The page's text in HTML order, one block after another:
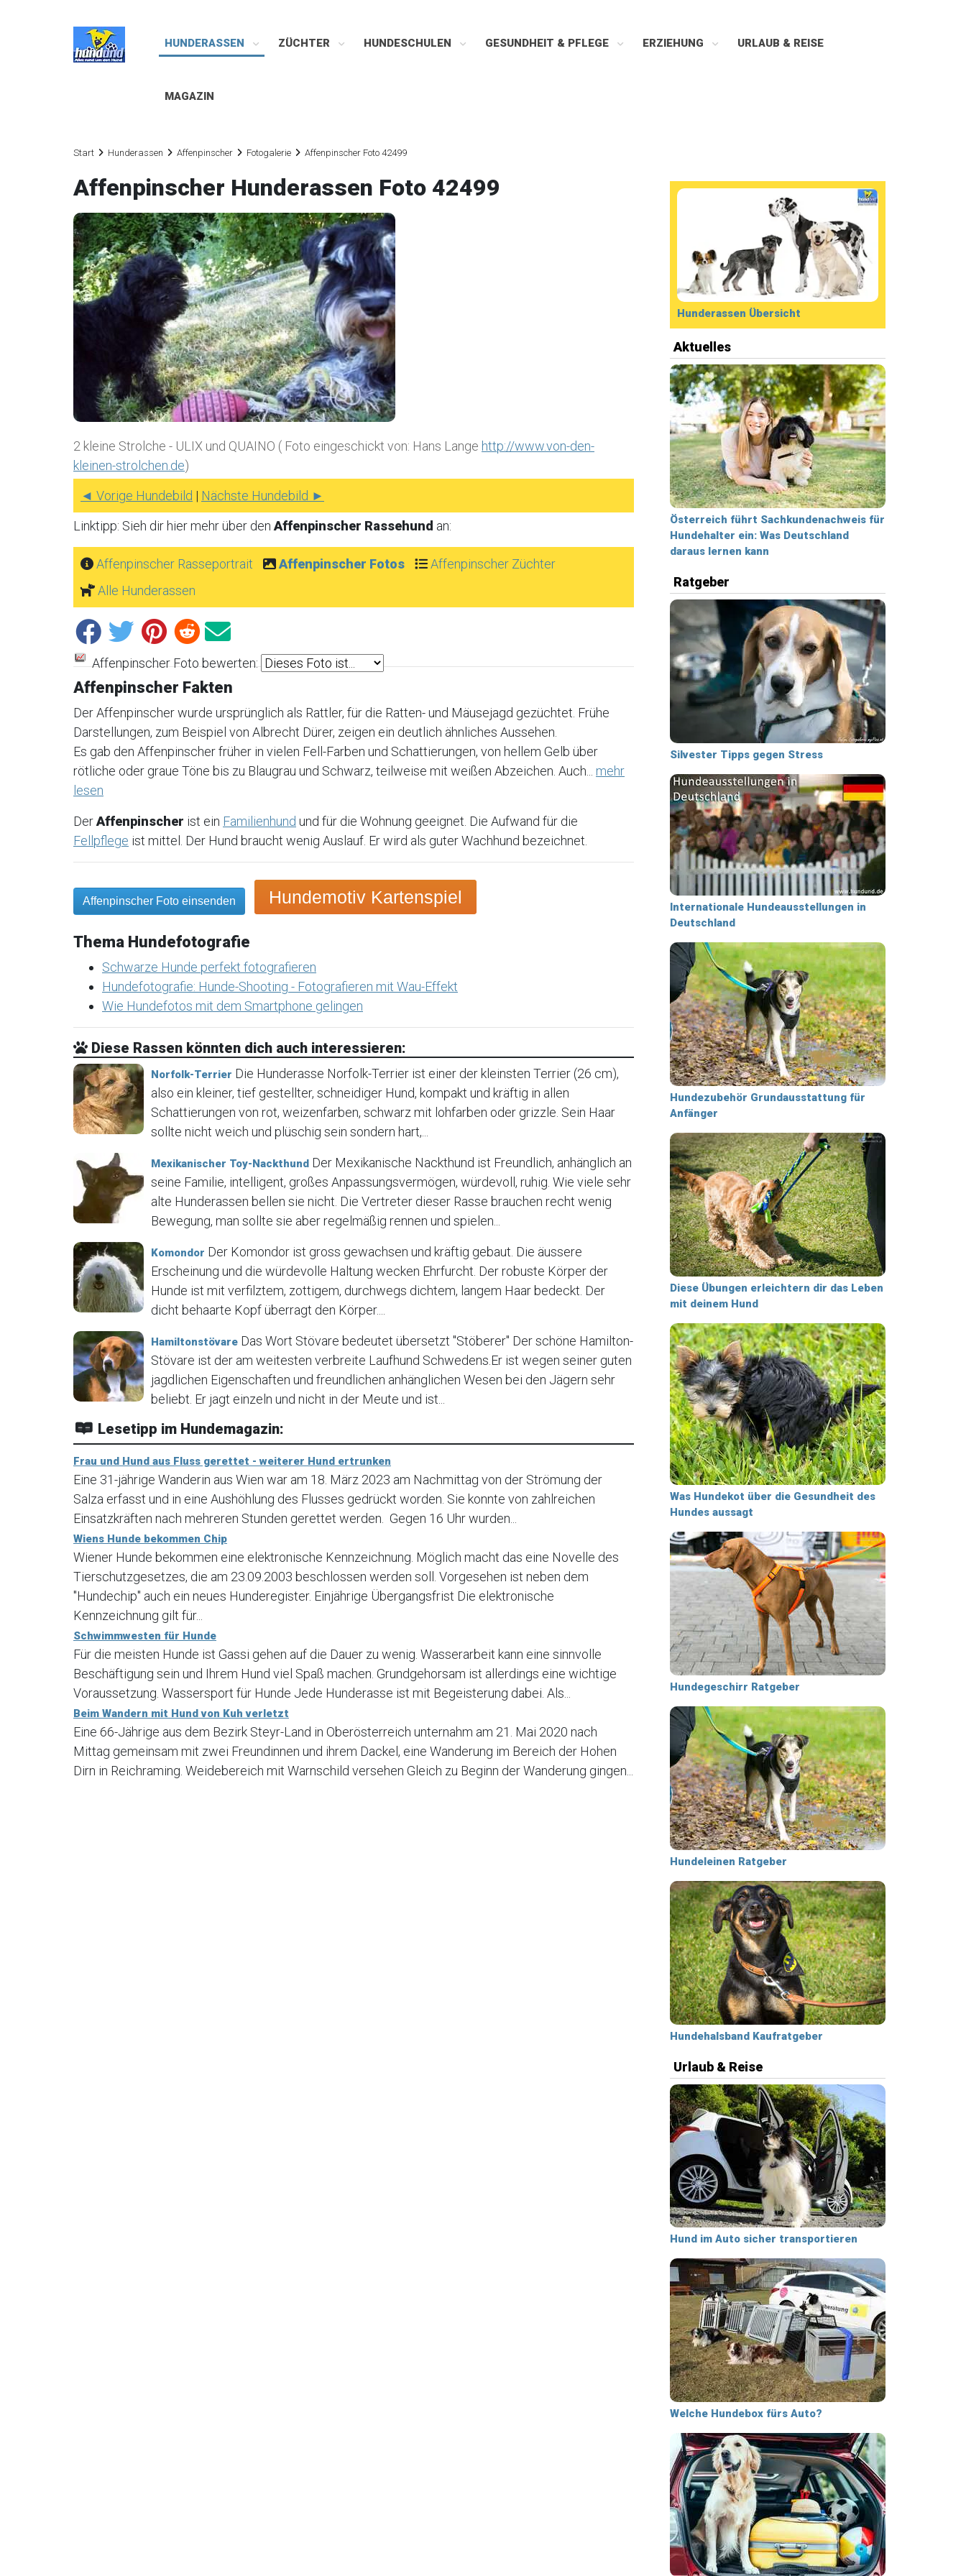
HUNDERASSEN ZÜCHTER HUNDESCHULEN GESUNDHEIT & PFLEGE ERZIEHUNG URLAUB & REISE
MAGAZIN
Start Hunderassen Affenpinscher Fotogalerie Affenpinscher Foto 42499
Affenpinscher Hunderassen Foto 42499
2 kleine Strolche - ULIX und QUAINO ( Foto eingeschickt von: Hans Lange http://www.von-den-
kleinen-strolchen.de)
◄ Vorige Hundebild | Nächste Hundebild ►
Linktipp: Sieh dir hier mehr über den Affenpinscher Rassehund an:
Affenpinscher Rasseportrait Affenpinscher Fotos
Affenpinscher Züchter
Alle Hunderassen
Affenpinscher Foto bewerten:
Affenpinscher Fakten
Der Affenpinscher wurde ursprünglich als Rattler, für die Ratten- und Mäusejagd gezüchtet. Frühe
Darstellungen, zum Beispiel von Albrecht Dürer, zeigen ein deutlich ähnliches Aussehen.
Es gab den Affenpinscher früher in vielen Fell-Farben und Schattierungen, von hellem Gelb über
rötliche oder graue Töne bis zu Blaugrau und Schwarz, teilweise mit weißen Abzeichen. Auch... mehr
lesen
DerAffenpinscher ist ein Familienhund und für die Wohnung geeignet. Die Aufwand für die
Fellpflege ist mittel. Der Hund braucht wenig Auslauf. Er wird als guter Wachhund bezeichnet.
Affenpinscher Foto einsenden Hundemotiv Kartenspiel
Thema Hundefotografie
Schwarze Hunde perfekt fotografieren
Hundefotografie: Hunde-Shooting - Fotografieren mit Wau-Effekt
Wie Hundefotos mit dem Smartphone gelingen
Diese Rassen könnten dich auch interessieren:
Norfolk-Terrier Die Hunderasse Norfolk-Terrier ist einer der kleinsten Terrier (26 cm),
also ein kleiner, tief gestellter, schneidiger Hund, kompakt und kräftig in allen
Schattierungen von rot, weizenfarben, schwarz mit lohfarben oder grizzle. Sein Haar
sollte nicht weich und plüschig sein sondern hart,...
Mexikanischer Toy-Nackthund Der Mexikanische Nackthund ist Freundlich, anhänglich an
seine Familie, intelligent, großes Anpassungsvermögen, würdevoll, ruhig. Wie viele sehr
alte Hunderassen bellen sie nicht. Die Vertreter dieser Rasse brauchen recht wenig
Bewegung, man sollte sie aber regelmäßig rennen und spielen...
Komondor Der Komondor ist gross gewachsen und kräftig gebaut. Die äussere
Erscheinung und die würdevolle Haltung wecken Ehrfurcht. Der robuste Körper der
Hunde ist mit verfilztem, zottigem, durchwegs dichtem, langem Haar bedeckt. Der
dicht behaarte Kopf überragt den Körper....
Hamiltonstövare Das Wort Stövare bedeutet übersetzt "Stöberer" Der schöne Hamilton-
Stövare ist der am weitesten verbreite Laufhund Schwedens.Er ist wegen seiner guten
jagdlichen Eigenschaften und freundlichen anhänglichen Wesen bei den Jägern sehr
beliebt. Er jagt einzeln und nicht in der Meute und ist...
Lesetipp im Hundemagazin:
Frau und Hund aus Fluss gerettet - weiterer Hund ertrunken
Eine 31-jährige Wanderin aus Wien war am 18. März 2023 am Nachmittag von der Strömung der
Salza erfasst und in eine Aushöhlung des Flusses gedrückt worden. Sie konnte von zahlreichen
Einsatzkräften nach mehreren Stunden gerettet werden. Gegen 16 Uhr wurden...
Wiens Hunde bekommen Chip
Wiener Hunde bekommen eine elektronische Kennzeichnung. Möglich macht das eine Novelle des
Tierschutzgesetzes, die am 23.09.2003 beschlossen werden soll. Vorgesehen ist neben dem
"Hundechip" auch ein neues Hunderegister. Einjährige Übergangsfrist Die elektronische
Kennzeichnung gilt für...
Schwimmwesten für Hunde
Für die meisten Hunde ist Gassi gehen auf die Dauer zu wenig. Wasserarbeit kann eine sinnvolle
Beschäftigung sein und Ihrem Hund viel Spaß machen. Grundgehorsam ist allerdings eine wichtige
Voraussetzung. Wassersport für Hunde Jede Hunderasse ist mit Begeisterung dabei. Als...
Beim Wandern mit Hund von Kuh verletzt
Eine 66-Jährige aus dem Bezirk Steyr-Land in Oberösterreich unternahm am 21. Mai 2020 nach
Mittag gemeinsam mit zwei Freundinnen und ihrem Dackel, eine Wanderung im Bereich der Hohen
Dirn in Reichraming. Weidebereich mit Warnschild versehen Gleich zu Beginn der Wanderung gingen...
Hunderassen Übersicht
Aktuelles
Österreich führt Sachkundenachweis für
Hundehalter ein: Was Deutschland
daraus lernen kann
Ratgeber
Silvester Tipps gegen Stress
Internationale Hundeausstellungen in
Deutschland
Hundezubehör Grundausstattung für
Anfänger
Diese Übungen erleichtern dir das Leben
mit deinem Hund
Was Hundekot über die Gesundheit des
Hundes aussagt
Hundegeschirr Ratgeber
Hundeleinen Ratgeber
Hundehalsband Kaufratgeber
Urlaub & Reise
Hund im Auto sicher transportieren
Welche Hundebox fürs Auto?